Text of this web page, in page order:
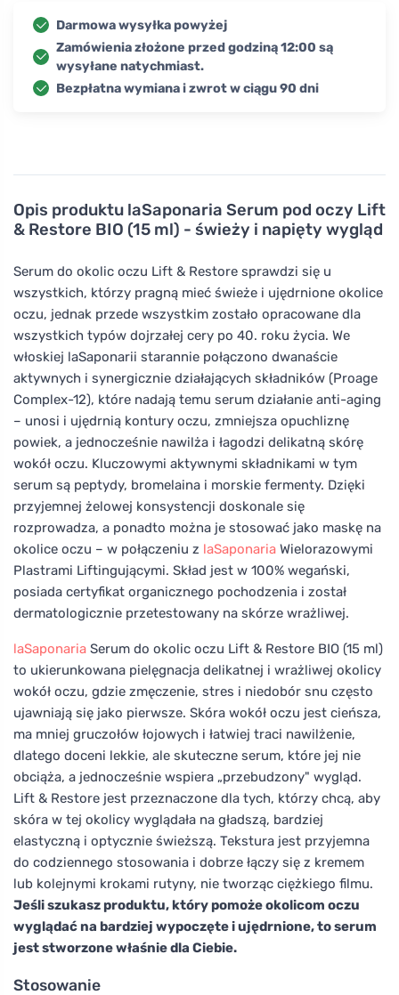
Opis produktu laSaponaria Serum pod oczy Lift
& Restore BIO (15 ml) - świeży i napięty wygląd
Serum do okolic oczu Lift & Restore sprawdzi się u
wszystkich, którzy pragną mieć świeże i ujędrnione okolice
oczu, jednak przede wszystkim zostało opracowane dla
wszystkich typów dojrzałej cery po 40. roku życia. We
włoskiej laSaponarii starannie połączono dwanaście
aktywnych i synergicznie działających składników (Proage
Complex-12), które nadają temu serum działanie anti-aging
– unosi i ujędrnią kontury oczu, zmniejsza opuchliznę
powiek, a jednocześnie nawilża i łagodzi delikatną skórę
wokół oczu. Kluczowymi aktywnymi składnikami w tym
serum są peptydy, bromelaina i morskie fermenty. Dzięki
przyjemnej żelowej konsystencji doskonale się
rozprowadza, a ponadto można je stosować jako maskę na
okolice oczu – w połączeniu z laSaponaria Wielorazowymi
Plastrami Liftingującymi. Skład jest w 100% wegański,
posiada certyfikat organicznego pochodzenia i został
dermatologicznie przetestowany na skórze wrażliwej.
laSaponaria Serum do okolic oczu Lift & Restore BIO (15 ml)
to ukierunkowana pielęgnacja delikatnej i wrażliwej okolicy
wokół oczu, gdzie zmęczenie, stres i niedobór snu często
ujawniają się jako pierwsze. Skóra wokół oczu jest cieńsza,
ma mniej gruczołów łojowych i łatwiej traci nawilżenie,
dlatego doceni lekkie, ale skuteczne serum, które jej nie
obciąża, a jednocześnie wspiera „przebudzony" wygląd.
Lift & Restore jest przeznaczone dla tych, którzy chcą, aby
skóra w tej okolicy wyglądała na gładszą, bardziej
elastyczną i optycznie świeższą. Tekstura jest przyjemna
do codziennego stosowania i dobrze łączy się z kremem
lub kolejnymi krokami rutyny, nie tworząc ciężkiego filmu.
Jeśli szukasz produktu, który pomoże okolicom oczu
wyglądać na bardziej wypoczęte i ujędrnione, to serum
jest stworzone właśnie dla Ciebie.
Stosowanie
Darmowa wysyłka powyżej
Zamówienia złożone przed godziną 12:00 są
wysyłane natychmiast.
Bezpłatna wymiana i zwrot w ciągu 90 dni